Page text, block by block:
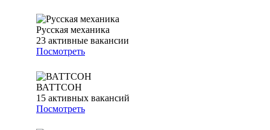
Русская механика
23 активные вакансии
Посмотреть
ВАТТСОН
15 активных вакансий
Посмотреть